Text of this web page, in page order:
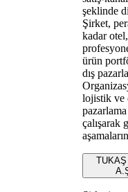
şeklinde
Şirket,
kadar
ürün
dış
lojistik ve
çalışarak